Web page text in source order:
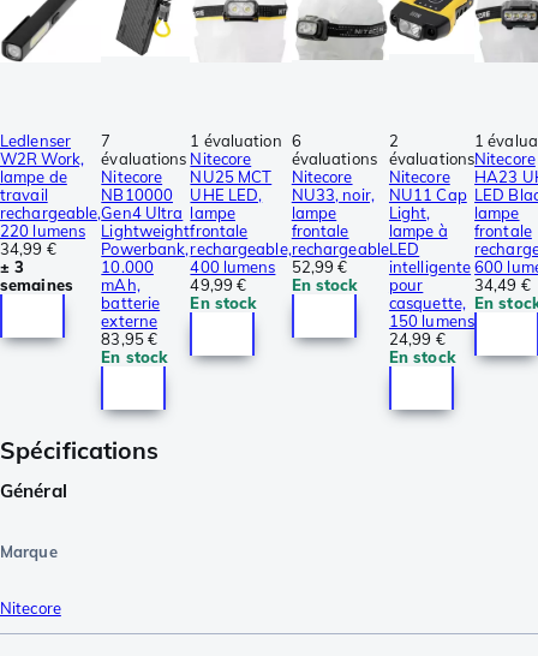
Ledlenser
W2R Work,
lampe de
travail
rechargeable,
220 lumens
34,99 €
± 3
semaines
7
évaluations
Nitecore
NB10000
Gen4 Ultra
Lightweight
Powerbank,
10.000
mAh,
batterie
externe
83,95 €
En stock
1 évaluation
Nitecore
NU25 MCT
UHE LED,
lampe
frontale
rechargeable,
400 lumens
49,99 €
En stock
6
évaluations
Nitecore
NU33, noir,
lampe
frontale
rechargeable
52,99 €
En stock
2
évaluations
Nitecore
NU11 Cap
Light,
lampe à
LED
intelligente
pour
casquette,
150 lumens
24,99 €
En stock
1
Nitecore
HA23
LED
lampe
frontale
600
34,49 €
En
Spécifications
Général
Marque
Nitecore